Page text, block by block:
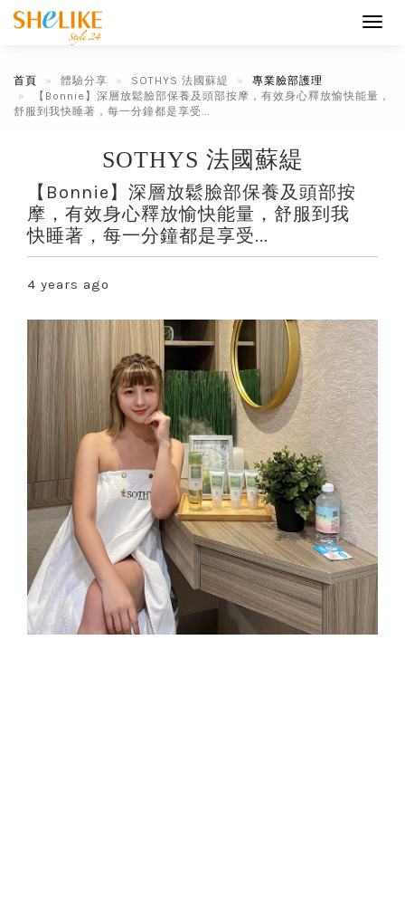
首頁 體驗分享 SOTHYS 法國蘇緹
專業臉部護理
【Bonnie】深層放鬆臉部保養及頭部按摩，有效身心釋放愉快能量，
舒服到我快睡著，每一分鐘都是享受...
SOTHYS 法國蘇緹
【Bonnie】深層放鬆臉部保養及頭部按
摩，有效身心釋放愉快能量，舒服到我
快睡著，每一分鐘都是享受...
4 years ago